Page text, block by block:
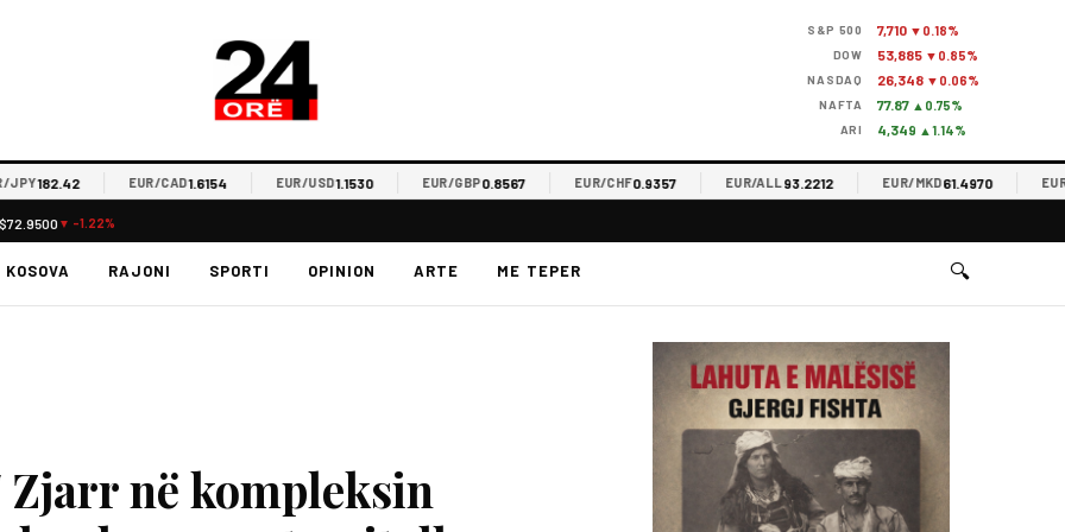
S&P 500 7,710 ▼0.18%
DOW 53,885 ▼0.85%
NASDAQ 26,348 ▼0.06%
NAFTA 77.87 ▲0.75%
ARI 4,349 ▲1.14%
182.42 EUR/CAD1.6154 EUR/USD1.1530 EUR/GBP0.8567 EUR/CHF0.9357 EUR/ALL93.2212 EUR/MKD61.4970 EUR/
$72.9500 ▼ -1.22%
KOSOVA RAJONI SPORTI OPINION ARTE ME TEPER 🔍
Zjarr në kompleksin